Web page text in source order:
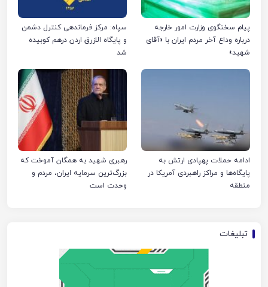
پیام سخنگوی وزارت امور خارجه
درباره وداع آخر مردم ایران با «آقای
شهید»
سپاه: مرکز فرماندهی کنترل دشمن
و پایگاه الازرق اردن درهم کوبیده
شد
ادامه حملات پهپادی ارتش به
پایگاه‌ها و مراکز راهبردی آمریکا در
منطقه
رهبری شهید به همگان آموخت که
بزرگ‌ترین سرمایه ایران، مردم و
وحدت است
تبلیغات